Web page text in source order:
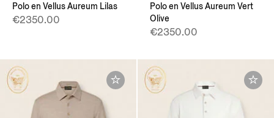
Polo en Vellus Aureum Lilas
€2350.00
Polo en Vellus Aureum Vert
Olive
€2350.00